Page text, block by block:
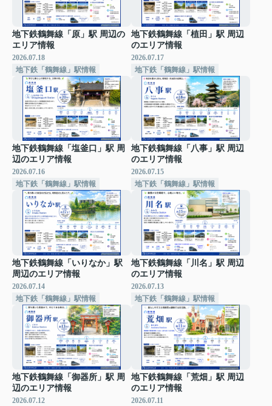
地下鉄鶴舞線「原」駅 周辺の
エリア情報
2026.07.18
地下鉄「鶴舞線」駅情報
地下鉄鶴舞線「植田」駅 周辺
のエリア情報
2026.07.17
地下鉄「鶴舞線」駅情報
地下鉄鶴舞線「塩釜口」駅 周
辺のエリア情報
2026.07.16
地下鉄「鶴舞線」駅情報
地下鉄鶴舞線「八事」駅 周辺
のエリア情報
2026.07.15
地下鉄「鶴舞線」駅情報
地下鉄鶴舞線「いりなか」駅
周辺のエリア情報
2026.07.14
地下鉄「鶴舞線」駅情報
地下鉄鶴舞線「川名」駅 周辺
のエリア情報
2026.07.13
地下鉄「鶴舞線」駅情報
地下鉄鶴舞線「御器所」駅 周
辺のエリア情報
2026.07.12
地下鉄鶴舞線「荒畑」駅 周辺
のエリア情報
2026.07.11